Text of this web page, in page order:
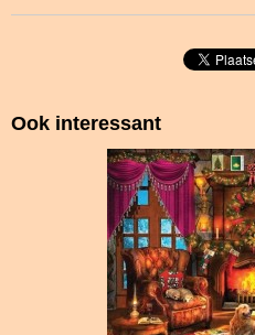
Ook interessant